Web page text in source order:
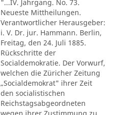
"...IV. Jahrgang. No. 73.
Neueste Mittheilungen.
Verantwortlicher Herausgeber:
i. V. Dr. jur. Hammann. Berlin,
Freitag, den 24. Juli 1885.
Rückschritte der
Socialdemokratie. Der Vorwurf,
welchen die Züricher Zeitung
„Socialdemokrat" ihrer Zeit
den socialistischen
Reichstagsabgeordneten